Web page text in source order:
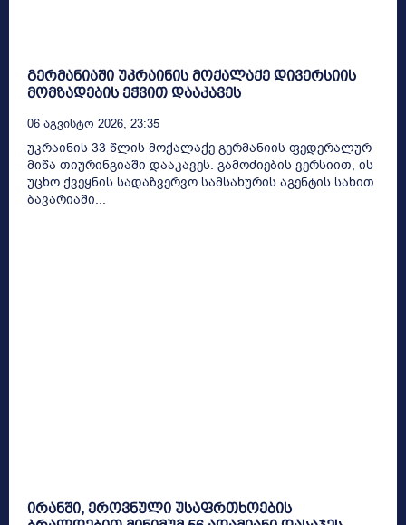
გერმანიაში უკრაინის მოქალაქე დივერსიის
მომზადების ეჭვით დააკავეს
06 Აგვისტო 2026, 23:35
უკრაინის 33 წლის მოქალაქე გერმანიის ფედერალურ
მიწა თიურინგიაში დააკავეს. გამოძიების ვერსიით, ის
უცხო ქვეყნის სადაზვერვო სამსახურის აგენტის სახით
ბავარიაში...
ირანში, ეროვნული უსაფრთხოების